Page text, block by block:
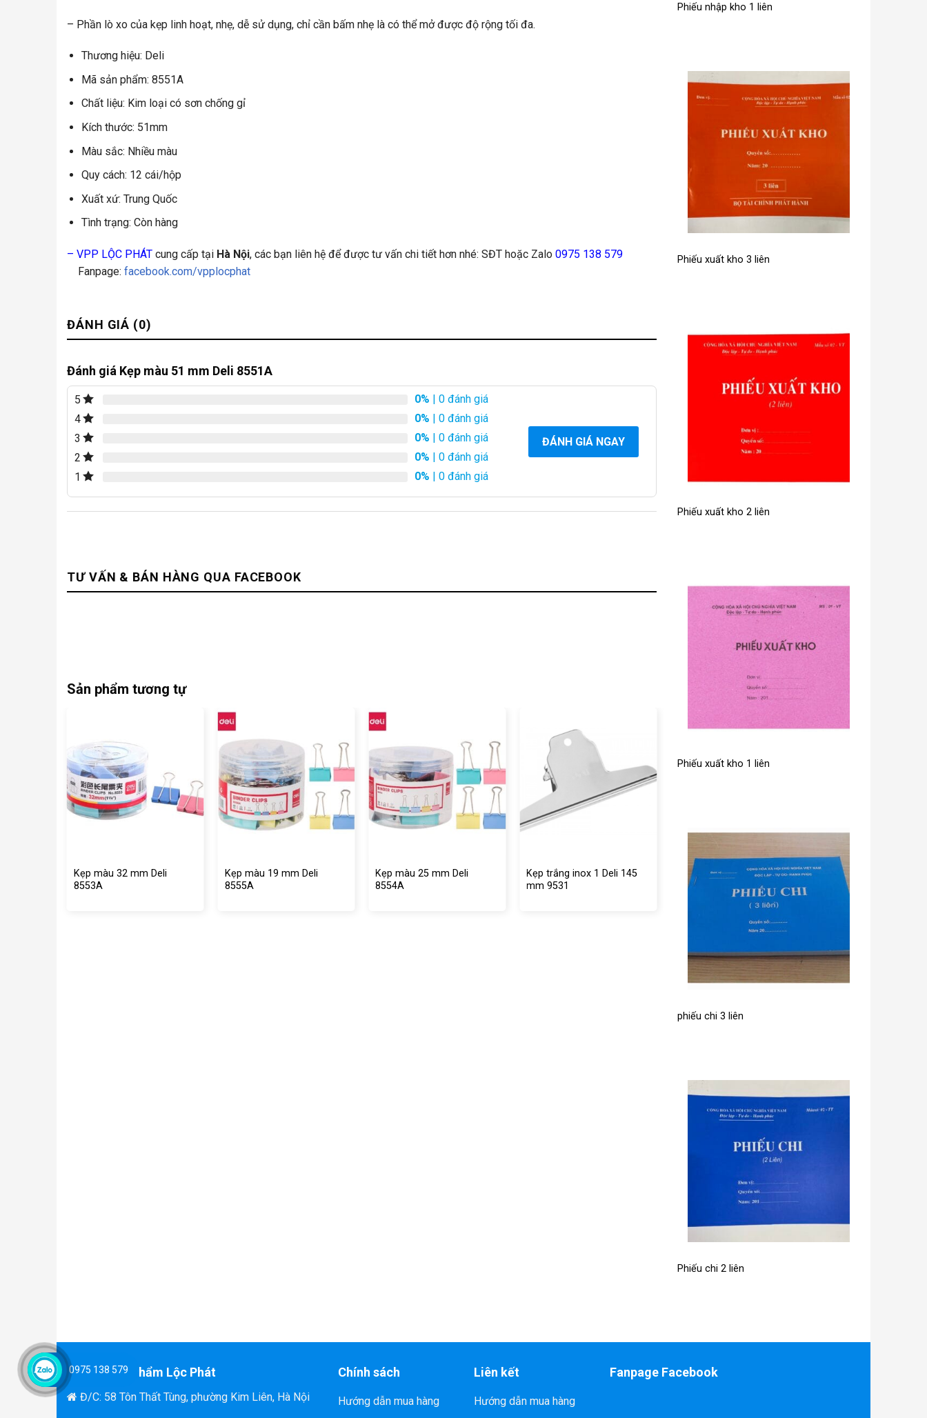
– Phần lò xo của kẹp linh hoạt, nhẹ, dễ sử dụng, chỉ cần bấm nhẹ là có thể mở được độ rộng tối đa.
Thương hiệu: Deli
Mã sản phẩm: 8551A
Chất liệu: Kim loại có sơn chống gỉ
Kích thước: 51mm
Màu sắc: Nhiều màu
Quy cách: 12 cái/hộp
Xuất xứ: Trung Quốc
Tình trạng: Còn hàng
– VPP LỘC PHÁT cung cấp tại Hà Nội, các bạn liên hệ để được tư vấn chi tiết hơn nhé: SĐT hoặc Zalo 0975 138 579
Fanpage: facebook.com/vpplocphat
ĐÁNH GIÁ (0)
Đánh giá Kẹp màu 51 mm Deli 8551A
5 0% | 0 đánh giá
4
0% | 0 đánh giá
3
0% | 0 đánh giá
2
0% | 0 đánh giá
1
0% | 0 đánh giá
ĐÁNH GIÁ NGAY
TƯ VẤN & BÁN HÀNG QUA FACEBOOK
Sản phẩm tương tự
Kẹp màu 32 mm Deli
8553A
Kẹp màu 19 mm Deli
8555A
Kẹp màu 25 mm Deli
8554A
Kẹp trắng inox 1 Deli 145
mm 9531
Phiếu nhập kho 1 liên
Phiếu xuất kho 3 liên
Phiếu xuất kho 2 liên
Phiếu xuất kho 1 liên
phiếu chi 3 liên
Phiếu chi 2 liên
Văn Phòng Phẩm Lộc Phát
Đ/C: 58 Tôn Thất Tùng, phường Kim Liên, Hà Nội
Chính sách
Hướng dẫn mua hàng
Liên kết
Hướng dẫn mua hàng
Fanpage Facebook
0975 138 579